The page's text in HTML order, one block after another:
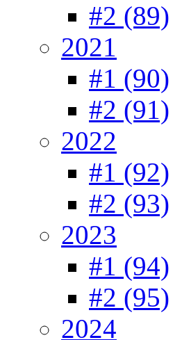
#2 (89)
2021
#1 (90)
#2 (91)
2022
#1 (92)
#2 (93)
2023
#1 (94)
#2 (95)
2024